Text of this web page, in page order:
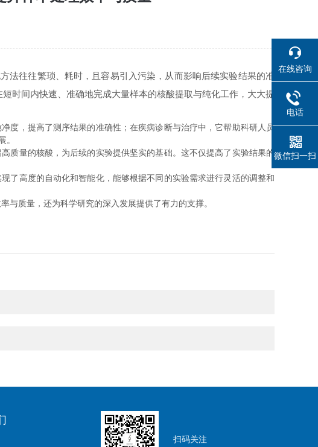
往往繁琐、耗时，且容易引入污染，从而影响后续实验结果的准
时间内快速、准确地完成大量样本的核酸提取与纯化工作，大大提
，提高了测序结果的准确性；在疾病诊断与治疗中，它帮助科研人员
。
量的核酸，为后续的实验提供坚实的基础。这不仅提高了实验结果的
高度的自动化和智能化，能够根据不同的实验需求进行灵活的调整和
质量，还为科学研究的深入发展提供了有力的支撑。
扫码关注
在线咨询
电话
微信扫一扫